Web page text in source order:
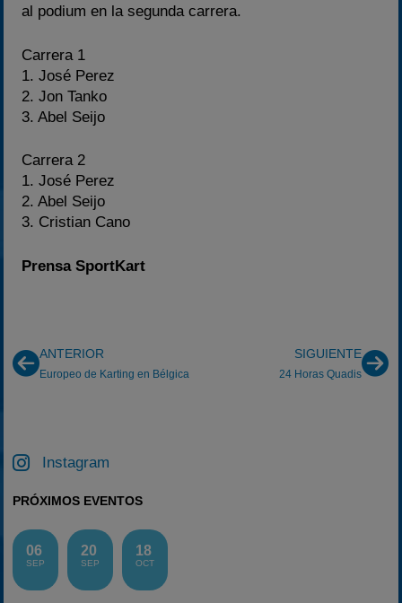
al podium en la segunda carrera.
Carrera 1
1. José Perez
2. Jon Tanko
3. Abel Seijo
Carrera 2
1. José Perez
2. Abel Seijo
3. Cristian Cano
Prensa SportKart
ANTERIOR
Europeo de Karting en Bélgica
SIGUIENTE
24 Horas Quadis
Instagram
PRÓXIMOS EVENTOS
06
SEP
20
SEP
18
OCT